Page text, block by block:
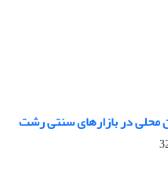
محلی در بازارهای سنتی رشت